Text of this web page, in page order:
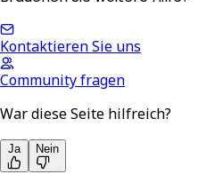
Kontaktieren Sie uns
Community fragen
War diese Seite hilfreich?
Ja Nein